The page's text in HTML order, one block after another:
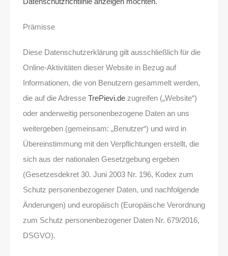
Prämisse
Diese Datenschutzerklärung gilt ausschließlich für die
Online-Aktivitäten dieser Website in Bezug auf
Informationen, die von Benutzern gesammelt werden,
die auf die Adresse TrePievi.de zugreifen („Website“)
oder anderweitig personenbezogene Daten an uns
weitergeben (gemeinsam: „Benutzer“) und wird in
Übereinstimmung mit den Verpflichtungen erstellt, die
sich aus der nationalen Gesetzgebung ergeben
(Gesetzesdekret 30. Juni 2003 Nr. 196, Kodex zum
Schutz personenbezogener Daten, und nachfolgende
Änderungen) und europäisch (Europäische Verordnung
zum Schutz personenbezogener Daten Nr. 679/2016,
DSGVO).